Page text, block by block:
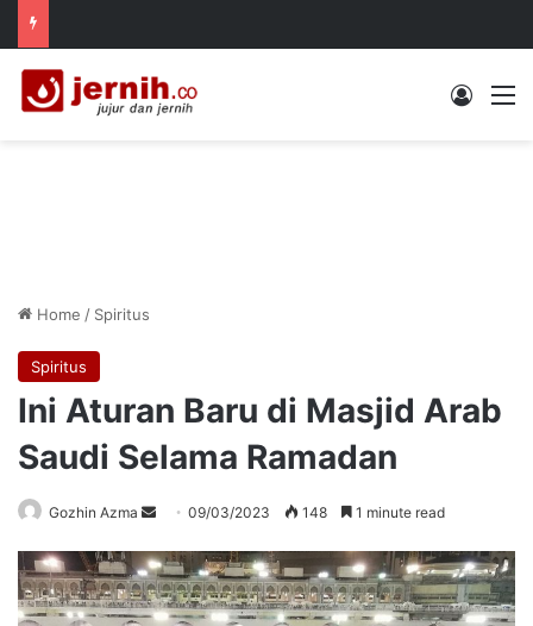
Log In
Home / Spiritus
Spiritus
Ini Aturan Baru di Masjid Arab
Saudi Selama Ramadan
Gozhin Azma
Send
email
09/03/2023 148 1 minute read